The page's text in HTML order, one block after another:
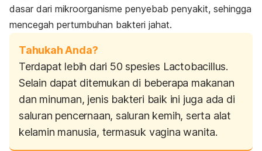
dasar dari mikroorganisme penyebab penyakit, sehingga
mencegah pertumbuhan bakteri jahat.
Tahukah Anda?
Terdapat lebih dari 50 spesies Lactobacillus.
Selain dapat ditemukan di beberapa makanan
dan minuman, jenis bakteri baik ini juga ada di
saluran pencernaan, saluran kemih, serta alat
kelamin manusia, termasuk vagina wanita.